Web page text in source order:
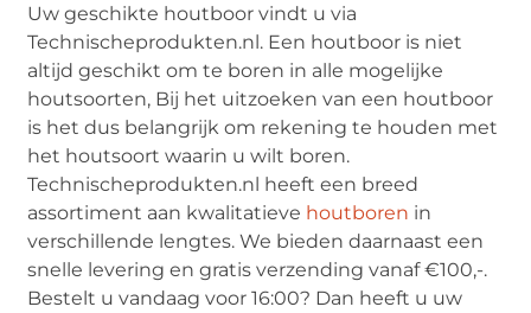
Uw geschikte houtboor vindt u via
Technischeprodukten.nl. Een houtboor is niet
altijd geschikt om te boren in alle mogelijke
houtsoorten, Bij het uitzoeken van een houtboor
is het dus belangrijk om rekening te houden met
het houtsoort waarin u wilt boren.
Technischeprodukten.nl heeft een breed
assortiment aan kwalitatieve houtboren in
verschillende lengtes. We bieden daarnaast een
snelle levering en gratis verzending vanaf €100,-.
Bestelt u vandaag voor 16:00? Dan heeft u uw